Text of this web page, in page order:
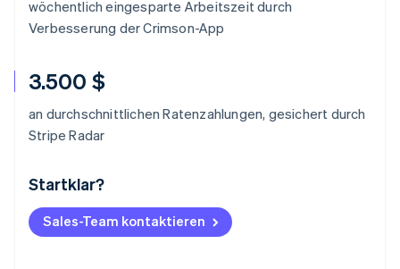
wöchentlich eingesparte Arbeitszeit durch
Verbesserung der Crimson-App
3.500 $
an durchschnittlichen Ratenzahlungen, gesichert durch
Stripe Radar
Startklar?
Sales-Team kontaktieren
Australien
Belgien
NederlandsFrançaisDeutschEnglish